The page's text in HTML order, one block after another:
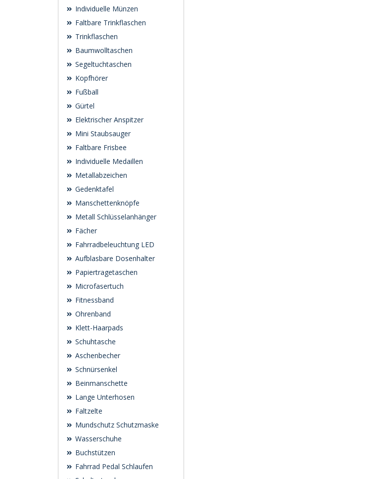
Individuelle Münzen
Faltbare Trinkflaschen
Trinkflaschen
Baumwolltaschen
Segeltuchtaschen
Kopfhörer
Fußball
Gürtel
Elektrischer Anspitzer
Mini Staubsauger
Faltbare Frisbee
Individuelle Medaillen
Metallabzeichen
Gedenktafel
Manschettenknöpfe
Metall Schlüsselanhänger
Fächer
Fahrradbeleuchtung LED
Aufblasbare Dosenhalter
Papiertragetaschen
Microfasertuch
Fitnessband
Ohrenband
Klett-Haarpads
Schuhtasche
Aschenbecher
Schnürsenkel
Beinmanschette
Lange Unterhosen
Faltzelte
Mundschutz Schutzmaske
Wasserschuhe
Buchstützen
Fahrrad Pedal Schlaufen